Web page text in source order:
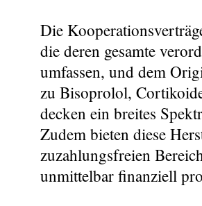
Die
die deren gesamte
umfassen, und dem
zu Bisoprolol,
decken ein breites
Zudem bieten diese
zuzahlungsfreien
unmittelbar finanziell